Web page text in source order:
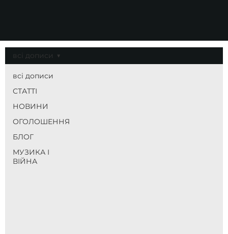
всі дописи
СТАТТІ
НОВИНИ
ОГОЛОШЕННЯ
БЛОГ
МУЗИКА І
ВІЙНА
всі дописи